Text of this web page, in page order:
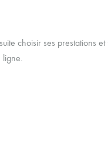
choisir ses prestations
ligne.